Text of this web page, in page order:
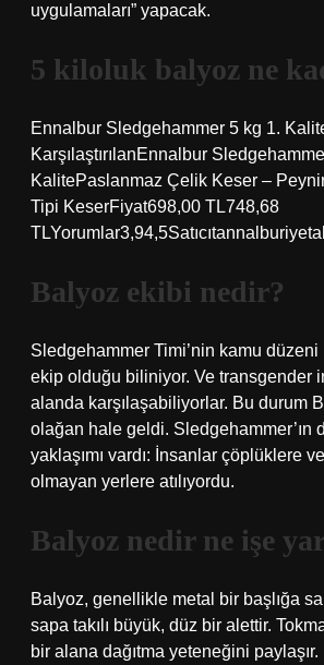
uygulamaları” yapacak.
5 kiloluk balyoz ne
Ennalbur Sledgehammer 5 kg 1.
KarşılaştırılanEnnalbur
KalitePaslanmaz Çelik Keser –
Tipi KeserFiyat698,00 TL748,68
Balyoz ekibi nedir?
Sledgehammer Timi’nin kamu düzeni
ekip olduğu biliniyor. Ve transgender
alanda karşılaşabiliyorlar. Bu durum
olağan hale geldi. Sledgehammer’ın
yaklaşımı vardı: İnsanlar çöplüklere
olmayan yerlere atılıyordu.
Balyoz nedir ne işe
Balyoz, genellikle metal bir başlığa
sapa takılı büyük, düz bir alettir.
bir alana dağıtma yeteneğini